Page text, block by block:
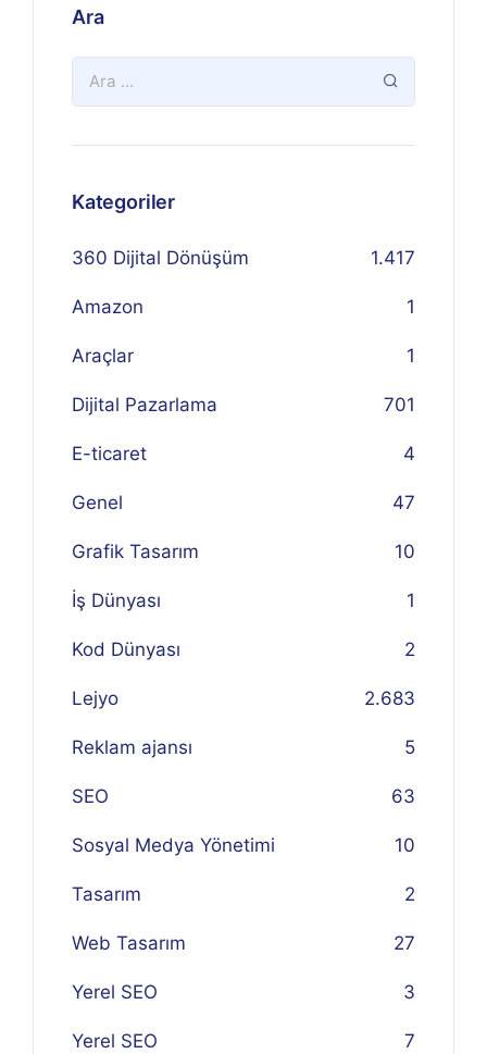
Ara
Kategoriler
360 Dijital Dönüşüm 1.417
Amazon 1
Araçlar 1
Dijital Pazarlama 701
E-ticaret 4
Genel 47
Grafik Tasarım 10
İş Dünyası 1
Kod Dünyası 2
Lejyo 2.683
Reklam ajansı 5
SEO 63
Sosyal Medya Yönetimi 10
Tasarım 2
Web Tasarım 27
Yerel SEO 3
Yerel SEO 7